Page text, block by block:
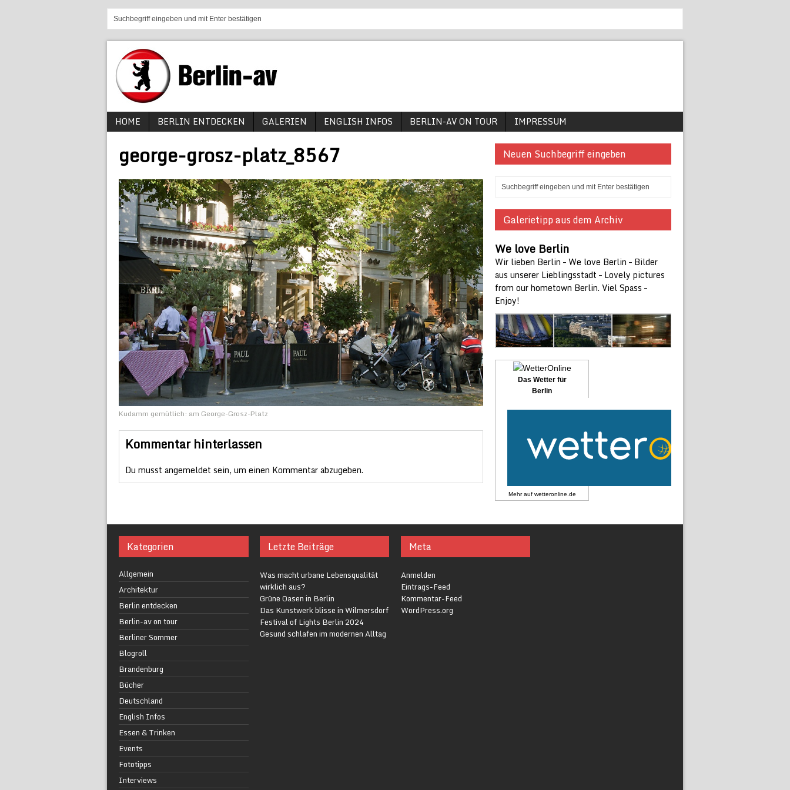
HOME BERLIN ENTDECKEN GALERIEN ENGLISH INFOS BERLIN-AV ON TOUR IMPRESSUM
george-grosz-platz_8567
Kudamm gemütlich: am George-Grosz-Platz
Kommentar hinterlassen
Du musst angemeldet sein, um einen Kommentar abzugeben.
Neuen Suchbegriff eingeben
Galerietipp aus dem Archiv
We love Berlin
Wir lieben Berlin – We love Berlin – Bilder
aus unserer Lieblingsstadt – Lovely pictures
from our hometown Berlin. Viel Spass –
Enjoy!
Das Wetter für
Berlin
Mehr auf wetteronline.de
Kategorien
Allgemein
Architektur
Berlin entdecken
Berlin-av on tour
Berliner Sommer
Blogroll
Brandenburg
Bücher
Deutschland
English Infos
Essen & Trinken
Events
Fototipps
Interviews
Letzte Beiträge
Was macht urbane Lebensqualität
wirklich aus?
Grüne Oasen in Berlin
Das Kunstwerk blisse in Wilmersdorf
Festival of Lights Berlin 2024
Gesund schlafen im modernen Alltag
Meta
Anmelden
Eintrags-Feed
Kommentar-Feed
WordPress.org